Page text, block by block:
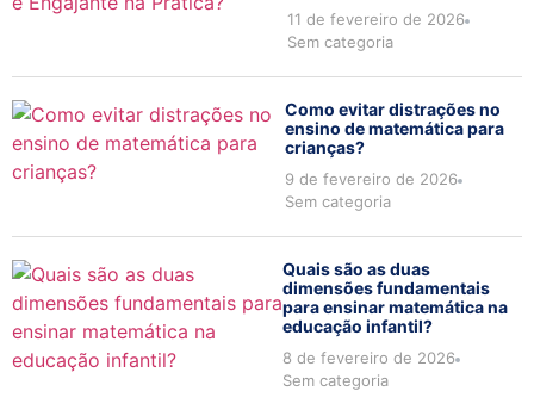
11 de fevereiro de 2026
Sem categoria
Como evitar distrações no
ensino de matemática para
crianças?
9 de fevereiro de 2026
Sem categoria
Quais são as duas
dimensões fundamentais
para ensinar matemática na
educação infantil?
8 de fevereiro de 2026
Sem categoria